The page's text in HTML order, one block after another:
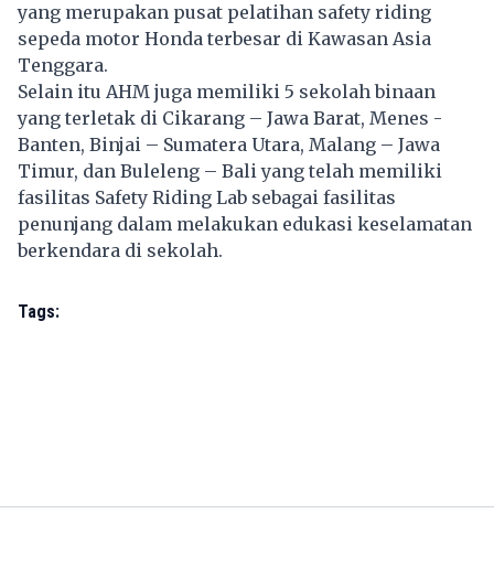
yang merupakan pusat pelatihan safety riding
sepeda motor Honda terbesar di Kawasan Asia
Tenggara.
Selain itu AHM juga memiliki 5 sekolah binaan
yang terletak di Cikarang – Jawa Barat, Menes -
Banten, Binjai – Sumatera Utara, Malang – Jawa
Timur, dan Buleleng – Bali yang telah memiliki
fasilitas Safety Riding Lab sebagai fasilitas
penunjang dalam melakukan edukasi keselamatan
berkendara di sekolah.
Tags: